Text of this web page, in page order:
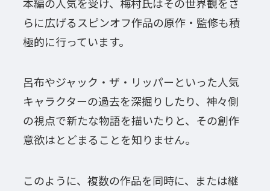
らに広げるスピンオフ作品の原作・監修も積
極的に行っています。
呂布やジャック・ザ・リッパーといった人気
キャラクターの過去を深掘りしたり、神々側
の視点で新たな物語を描いたりと、その創作
意欲はとどまることを知りません。
このように、複数の作品を同時に、または継